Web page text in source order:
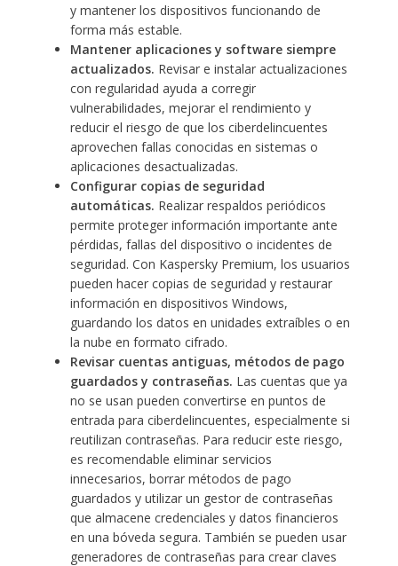
y mantener los dispositivos funcionando de
forma más estable.
Mantener aplicaciones y software siempre
actualizados. Revisar e instalar actualizaciones
con regularidad ayuda a corregir
vulnerabilidades, mejorar el rendimiento y
reducir el riesgo de que los ciberdelincuentes
aprovechen fallas conocidas en sistemas o
aplicaciones desactualizadas.
Configurar copias de seguridad
automáticas. Realizar respaldos periódicos
permite proteger información importante ante
pérdidas, fallas del dispositivo o incidentes de
seguridad. Con Kaspersky Premium, los usuarios
pueden hacer copias de seguridad y restaurar
información en dispositivos Windows,
guardando los datos en unidades extraíbles o en
la nube en formato cifrado.
Revisar cuentas antiguas, métodos de pago
guardados y contraseñas. Las cuentas que ya
no se usan pueden convertirse en puntos de
entrada para ciberdelincuentes, especialmente si
reutilizan contraseñas. Para reducir este riesgo,
es recomendable eliminar servicios
innecesarios, borrar métodos de pago
guardados y utilizar un gestor de contraseñas
que almacene credenciales y datos financieros
en una bóveda segura. También se pueden usar
generadores de contraseñas para crear claves